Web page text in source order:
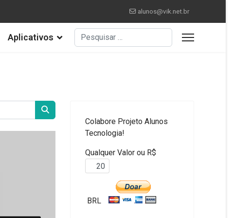
alunos@vik.net.br
Aplicativos Pesquisar
Colabore Projeto Alunos
Tecnologia!
Qualquer Valor ou R$
BRL